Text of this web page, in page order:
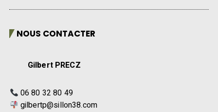
NOUS CONTACTER
Gilbert PRECZ
06 80 32 80 49
gilbertp@sillon38.com